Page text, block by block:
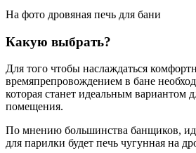
На фото дровяная печь для бани
Какую выбрать?
Для того чтобы наслаждаться
времяпрепровождением в бане
которая станет идеальным вариантом
помещения.
По мнению большинства банщиков,
для парилки будет печь чугунная на